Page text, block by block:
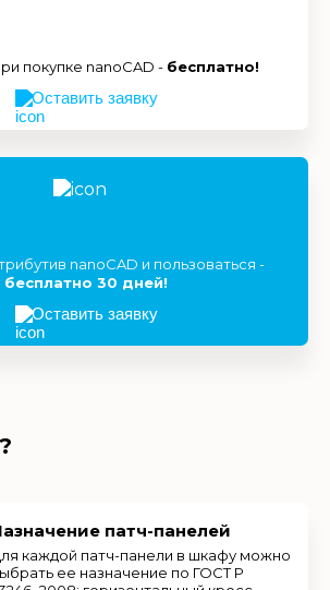
покупке nanoCAD - бесплатно!
Оставить заявку
nanoCAD и пользоваться -
бесплатно 30 дней!
Оставить заявку
патч-панелей
каждой патч-панели в шкафу можно
ее назначение по ГОСТ Р